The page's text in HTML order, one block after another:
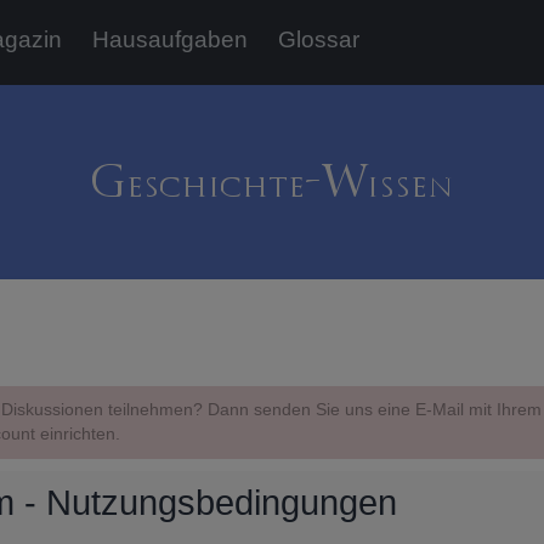
Hausaufgaben Glossar
teilnehmen? Dann senden Sie uns eine E-Mail mit
einrichten.
- Nutzungsbedingungen